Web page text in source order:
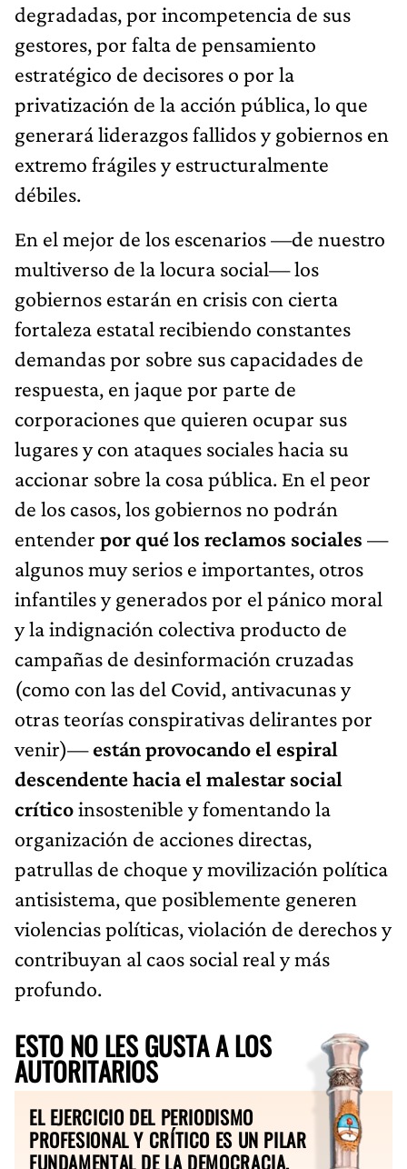
degradadas, por incompetencia de sus
gestores, por falta de pensamiento
estratégico de decisores o por la
privatización de la acción pública, lo que
generará liderazgos fallidos y gobiernos en
extremo frágiles y estructuralmente
débiles.
En el mejor de los escenarios —de nuestro
multiverso de la locura social— los
gobiernos estarán en crisis con cierta
fortaleza estatal recibiendo constantes
demandas por sobre sus capacidades de
respuesta, en jaque por parte de
corporaciones que quieren ocupar sus
lugares y con ataques sociales hacia su
accionar sobre la cosa pública. En el peor
de los casos, los gobiernos no podrán
entender por qué los reclamos sociales —
algunos muy serios e importantes, otros
infantiles y generados por el pánico moral
y la indignación colectiva producto de
campañas de desinformación cruzadas
(como con las del Covid, antivacunas y
otras teorías conspirativas delirantes por
venir)—están provocando el espiral
descendente hacia el malestar social
críticoinsostenible y fomentando la
organización de acciones directas,
patrullas de choque y movilización política
antisistema, que posiblemente generen
violencias políticas, violación de derechos y
contribuyan al caos social real y más
profundo.
ESTO NO LES GUSTA A LOS
AUTORITARIOS
EL EJERCICIO DEL PERIODISMO
PROFESIONAL Y CRÍTICO ES UN PILAR
FUNDAMENTAL DE LA DEMOCRACIA.